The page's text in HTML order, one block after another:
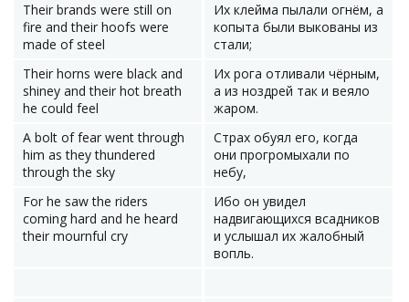
Their brands were still on
fire and their hoofs were
made of steel
Их клейма пылали огнём, а
копыта были выкованы из
стали;
Their horns were black and
shiney and their hot breath
he could feel
Их рога отливали чёрным,
а из ноздрей так и веяло
жаром.
A bolt of fear went through
him as they thundered
through the sky
Страх обуял его, когда
они прогромыхали по
небу,
For he saw the riders
coming hard and he heard
their mournful cry
Ибо он увидел
надвигающихся всадников
и услышал их жалобный
вопль.